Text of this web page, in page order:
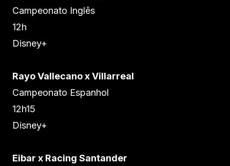
Campeonato Inglês
12h
Disney+
Rayo Vallecano x Villarreal
Campeonato Espanhol
12h15
Disney+
Eibar x Racing Santander